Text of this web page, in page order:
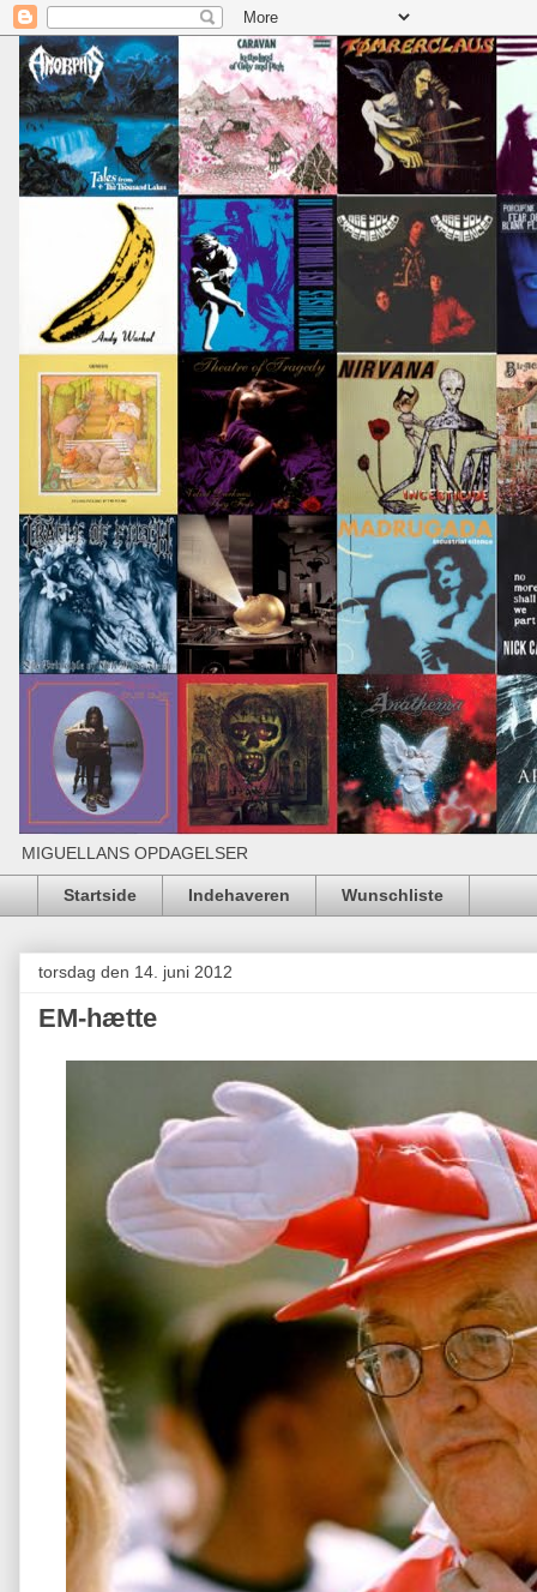
MIGUELLANS OPDAGELSER
Startside Indehaveren Wunschliste
torsdag den 14. juni 2012
EM-hætte